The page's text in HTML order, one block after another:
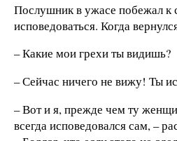
Послушник в ужасе побежал к
исповедоваться. Когда
– Какие мои грехи ты видишь?
– Сейчас ничего не вижу! Ты
– Вот и я, прежде чем ту
всегда исповедовался сам, –